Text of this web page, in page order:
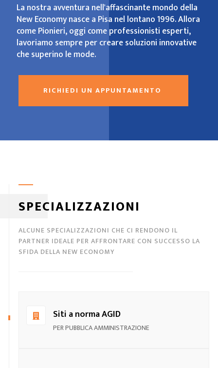
La nostra avventura nell'affascinante mondo della
New Economy nasce a Pisa nel lontano 1996. Allora
come Pionieri, oggi come professionisti esperti,
lavoriamo sempre per creare soluzioni innovative
che superino le mode.
RICHIEDI UN APPUNTAMENTO
SPECIALIZZAZIONI
ALCUNE SPECIALIZZAZIONI CHE CI RENDONO IL
PARTNER IDEALE PER AFFRONTARE CON SUCCESSO LA
SFIDA DELLA NEW ECONOMY
Siti a norma AGID
PER PUBBLICA AMMINISTRAZIONE